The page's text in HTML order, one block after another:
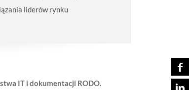
liderów rynku
IT i dokumentacji RODO.